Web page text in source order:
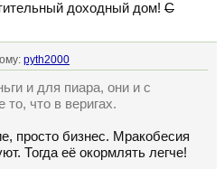
доходный дом! С
pyth2000
и для пиара, они и с
что в веригах.
просто бизнес. Мракобесия
Тогда её окормлять легче!